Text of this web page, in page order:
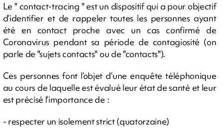
Le " contact-tracing " est un dispositif qui a pour objectif
d’identifier et de rappeler toutes les personnes ayant
été en contact proche avec un cas confirmé de
Coronavirus pendant sa période de contagiosité (on
parle de "sujets contacts" ou de "contacts").
Ces personnes font l’objet d’une enquête téléphonique
au cours de laquelle est évalué leur état de santé et leur
est précisé l’importance de :
- respecter un isolement strict (quatorzaine)